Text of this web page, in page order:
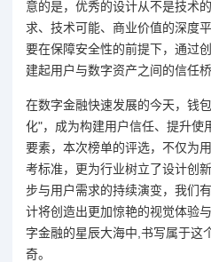
意的是，优秀的设计从不是技术
求、技术可能、商业价值的深度
要在保障安全性的前提下，通过
建起用户与数字资产之间的信任
在数字金融快速发展的今天，钱
化"，成为构建用户信任、提升使
要素，本次榜单的评选，不仅为
考标准，更为行业树立了设计创
步与用户需求的持续演变，我们
计将创造出更加惊艳的视觉体验
字金融的星辰大海中,书写属于这
奇。